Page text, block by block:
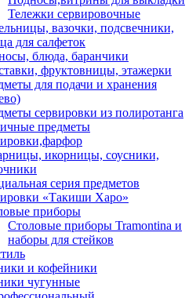
Тележки сервировочные
вазочки, подсвечники,
для салфеток
блюда, баранчики
фруктовницы, этажерки
для подачи и хранения
сервировки из полиротанга
предметы
икорницы, соусники,
серия предметов
«Такиши Харо»
приборы
Столовые приборы Trаmоntina и
наборы для стейков
и кофейники
чугунные